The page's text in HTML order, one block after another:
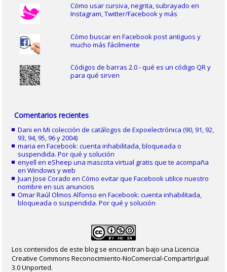
Cómo usar cursiva, negrita, subrayado en
Instagram, Twitter/Facebook y más
Cómo buscar en Facebook post antiguos y
mucho más fácilmente
Códigos de barras 2.0 - qué es un código QR y
para qué sirven
Comentarios recientes
Dani enMi colección de catálogos de Expoelectrónica (90, 91, 92,
93, 94, 95, 96 y 2004)
maria enFacebook: cuenta inhabilitada, bloqueada o
suspendida. Por qué y solución
enyell eneSheep una mascota virtual gratis que te acompaña
en Windows y web
Juan Jose Corado enCómo evitar que Facebook utilice nuestro
nombre en sus anuncios
Omar Raúl Olmos Alfonso enFacebook: cuenta inhabilitada,
bloqueada o suspendida. Por qué y solución
Los contenidos de este blog se encuentran bajo una Licencia
Creative Commons Reconocimiento-NoComercial-CompartirIgual
3.0 Unported.